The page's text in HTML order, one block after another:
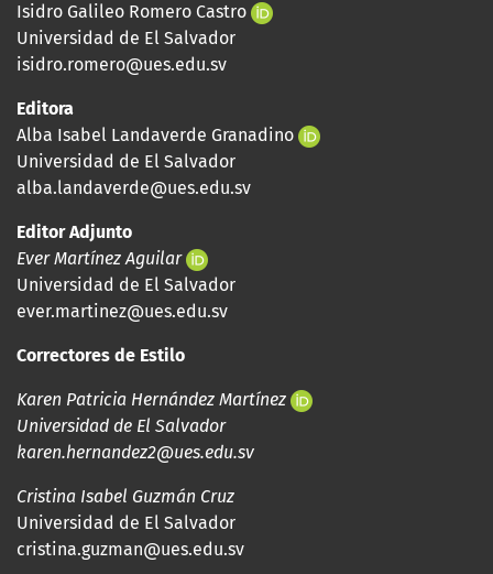
Isidro Galileo Romero Castro
Universidad de El Salvador
isidro.romero@ues.edu.sv
Editora
Alba Isabel Landaverde Granadino
Universidad de El Salvador
alba.landaverde@ues.edu.sv
Editor Adjunto
Ever Martínez Aguilar
Universidad de El Salvador
ever.martinez@ues.edu.sv
Correctores de Estilo
Karen Patricia Hernández Martínez
Universidad de El Salvador
karen.hernandez2@ues.edu.sv
Cristina Isabel Guzmán Cruz
Universidad de El Salvador
cristina.guzman@ues.edu.sv